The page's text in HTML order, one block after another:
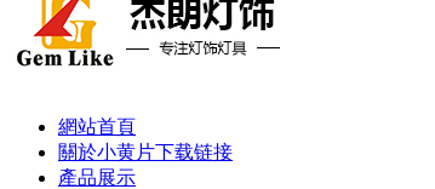
網站首頁
關於小黄片下载链接
產品展示